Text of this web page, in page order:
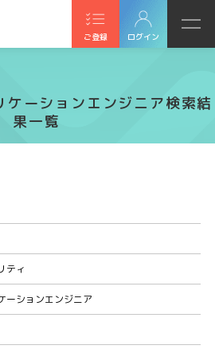
ご登録 ログイン
ーションエンジニア検索結
果一覧
ティ
ーションエンジニア